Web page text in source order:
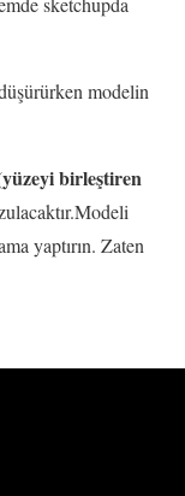
modelin
yüzeyi birleştiren
yaptırın. Zaten